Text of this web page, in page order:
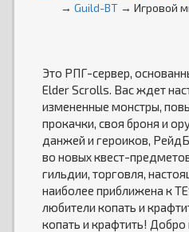
→ Guild-BT → Игровой
Это РПГ-сервер,
Elder Scrolls. Вас ждет
измененные монстры,
прокачки, своя броня и
данжей и героиков,
во новых квест-
гильдии, торговля,
наиболее приближена к
любители копать и
копать и крафтить!